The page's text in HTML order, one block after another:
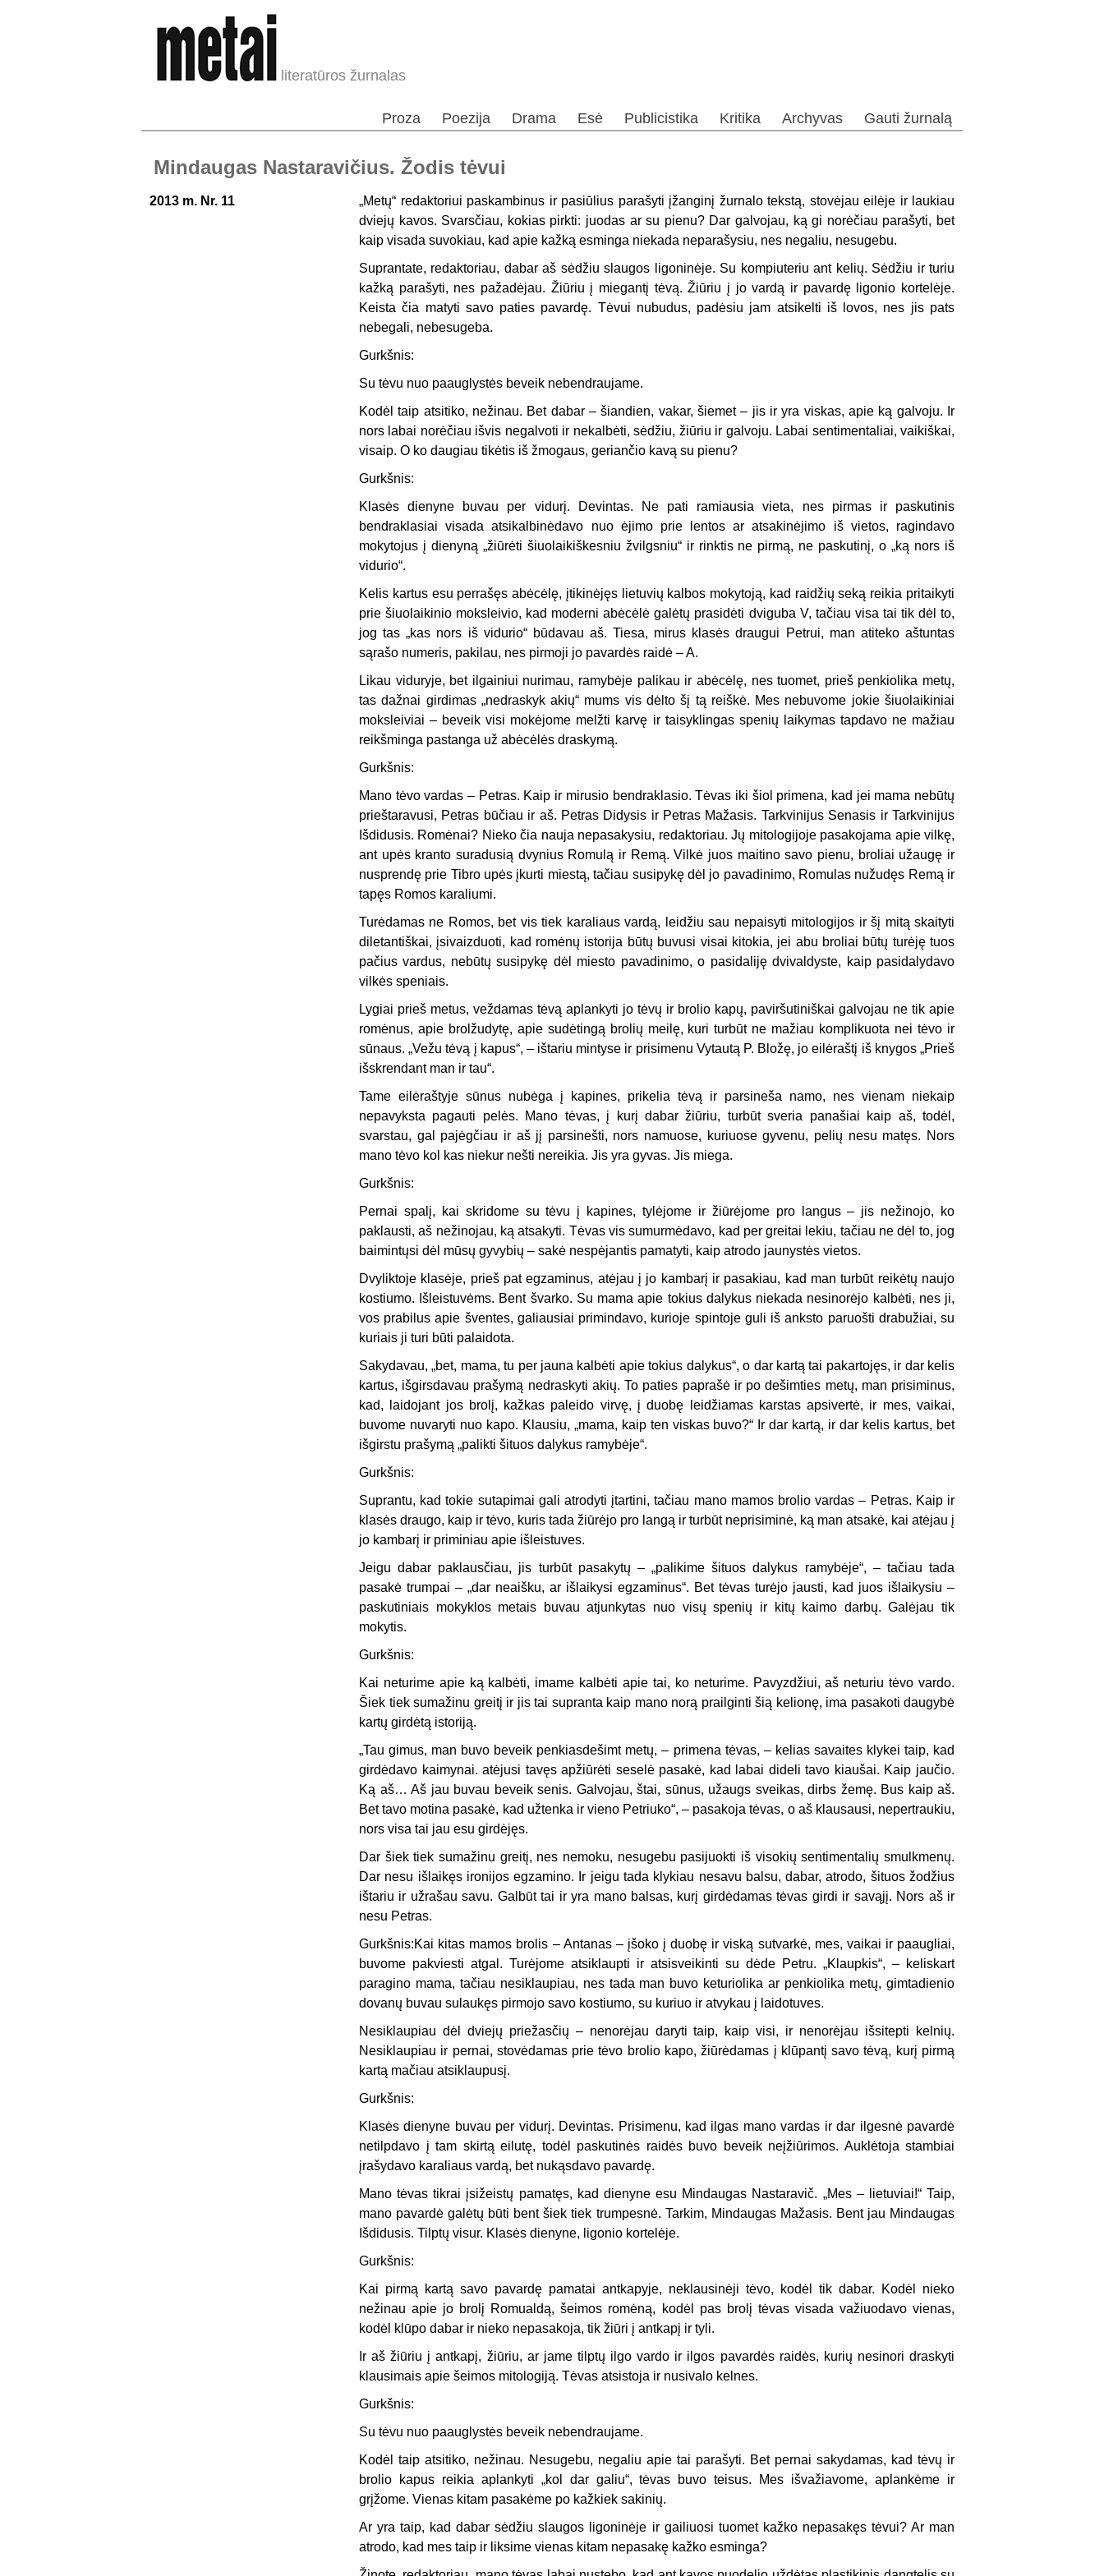
literatūros žurnalas
Proza Poezija Drama Esė Publicistika Kritika Archyvas Gauti žurnalą
Mindaugas Nastaravičius. Žodis tėvui
2013 m. Nr. 11
„Metų“ redaktoriui paskambinus ir pasiūlius parašyti įžanginį žurnalo tekstą, stovėjau eilėje ir laukiau
dviejų kavos. Svarsčiau, kokias pirkti: juodas ar su pienu? Dar galvojau, ką gi norėčiau parašyti, bet
kaip visada suvokiau, kad apie kažką esminga niekada neparašysiu, nes negaliu, nesugebu.
Suprantate, redaktoriau, dabar aš sėdžiu slaugos ligoninėje. Su kompiuteriu ant kelių. Sėdžiu ir turiu
kažką parašyti, nes pažadėjau. Žiūriu į miegantį tėvą. Žiūriu į jo vardą ir pavardę ligonio kortelėje.
Keista čia matyti savo paties pavardę. Tėvui nubudus, padėsiu jam atsikelti iš lovos, nes jis pats
nebegali, nebesugeba.
Gurkšnis:
Su tėvu nuo paauglystės beveik nebendraujame.
Kodėl taip atsitiko, nežinau. Bet dabar – šiandien, vakar, šiemet – jis ir yra viskas, apie ką galvoju. Ir
nors labai norėčiau išvis negalvoti ir nekalbėti, sėdžiu, žiūriu ir galvoju. Labai sentimentaliai, vaikiškai,
visaip. O ko daugiau tikėtis iš žmogaus, geriančio kavą su pienu?
Gurkšnis:
Klasės dienyne buvau per vidurį. Devintas. Ne pati ramiausia vieta, nes pirmas ir paskutinis
bendraklasiai visada atsikalbinėdavo nuo ėjimo prie lentos ar atsakinėjimo iš vietos, ragindavo
mokytojus į dienyną „žiūrėti šiuolaikiškesniu žvilgsniu“ ir rinktis ne pirmą, ne paskutinį, o „ką nors iš
vidurio“.
Kelis kartus esu perrašęs abėcėlę, įtikinėjęs lietuvių kalbos mokytoją, kad raidžių seką reikia pritaikyti
prie šiuolaikinio moksleivio, kad moderni abėcėlė galėtų prasidėti dviguba V, tačiau visa tai tik dėl to,
jog tas „kas nors iš vidurio“ būdavau aš. Tiesa, mirus klasės draugui Petrui, man atiteko aštuntas
sąrašo numeris, pakilau, nes pirmoji jo pavardės raidė – A.
Likau viduryje, bet ilgainiui nurimau, ramybėje palikau ir abėcėlę, nes tuomet, prieš penkiolika metų,
tas dažnai girdimas „nedraskyk akių“ mums vis dėlto šį tą reiškė. Mes nebuvome jokie šiuolaikiniai
moksleiviai – beveik visi mokėjome melžti karvę ir taisyklingas spenių laikymas tapdavo ne mažiau
reikšminga pastanga už abėcėlės draskymą.
Gurkšnis:
Mano tėvo vardas – Petras. Kaip ir mirusio bendraklasio. Tėvas iki šiol primena, kad jei mama nebūtų
prieštaravusi, Petras būčiau ir aš. Petras Didysis ir Petras Mažasis. Tarkvinijus Senasis ir Tarkvinijus
Išdidusis. Romėnai? Nieko čia nauja nepasakysiu, redaktoriau. Jų mitologijoje pasakojama apie vilkę,
ant upės kranto suradusią dvynius Romulą ir Remą. Vilkė juos maitino savo pienu, broliai užaugę ir
nusprendę prie Tibro upės įkurti miestą, tačiau susipykę dėl jo pavadinimo, Romulas nužudęs Remą ir
tapęs Romos karaliumi.
Turėdamas ne Romos, bet vis tiek karaliaus vardą, leidžiu sau nepaisyti mitologijos ir šį mitą skaityti
diletantiškai, įsivaizduoti, kad romėnų istorija būtų buvusi visai kitokia, jei abu broliai būtų turėję tuos
pačius vardus, nebūtų susipykę dėl miesto pavadinimo, o pasidaliję dvivaldyste, kaip pasidalydavo
vilkės speniais.
Lygiai prieš metus, veždamas tėvą aplankyti jo tėvų ir brolio kapų, paviršutiniškai galvojau ne tik apie
romėnus, apie brolžudytę, apie sudėtingą brolių meilę, kuri turbūt ne mažiau komplikuota nei tėvo ir
sūnaus. „Vežu tėvą į kapus“, – ištariu mintyse ir prisimenu Vytautą P. Bložę, jo eilėraštį iš knygos „Prieš
išskrendant man ir tau“.
Tame eilėraštyje sūnus nubėga į kapines, prikelia tėvą ir parsineša namo, nes vienam niekaip
nepavyksta pagauti pelės. Mano tėvas, į kurį dabar žiūriu, turbūt sveria panašiai kaip aš, todėl,
svarstau, gal pajėgčiau ir aš jį parsinešti, nors namuose, kuriuose gyvenu, pelių nesu matęs. Nors
mano tėvo kol kas niekur nešti nereikia. Jis yra gyvas. Jis miega.
Gurkšnis:
Pernai spalį, kai skridome su tėvu į kapines, tylėjome ir žiūrėjome pro langus – jis nežinojo, ko
paklausti, aš nežinojau, ką atsakyti. Tėvas vis sumurmėdavo, kad per greitai lekiu, tačiau ne dėl to, jog
baimintųsi dėl mūsų gyvybių – sakė nespėjantis pamatyti, kaip atrodo jaunystės vietos.
Dvyliktoje klasėje, prieš pat egzaminus, atėjau į jo kambarį ir pasakiau, kad man turbūt reikėtų naujo
kostiumo. Išleistuvėms. Bent švarko. Su mama apie tokius dalykus niekada nesinorėjo kalbėti, nes ji,
vos prabilus apie šventes, galiausiai primindavo, kurioje spintoje guli iš anksto paruošti drabužiai, su
kuriais ji turi būti palaidota.
Sakydavau, „bet, mama, tu per jauna kalbėti apie tokius dalykus“, o dar kartą tai pakartojęs, ir dar kelis
kartus, išgirsdavau prašymą nedraskyti akių. To paties paprašė ir po dešimties metų, man prisiminus,
kad, laidojant jos brolį, kažkas paleido virvę, į duobę leidžiamas karstas apsivertė, ir mes, vaikai,
buvome nuvaryti nuo kapo. Klausiu, „mama, kaip ten viskas buvo?“ Ir dar kartą, ir dar kelis kartus, bet
išgirstu prašymą „palikti šituos dalykus ramybėje“.
Gurkšnis:
Suprantu, kad tokie sutapimai gali atrodyti įtartini, tačiau mano mamos brolio vardas – Petras. Kaip ir
klasės draugo, kaip ir tėvo, kuris tada žiūrėjo pro langą ir turbūt neprisiminė, ką man atsakė, kai atėjau į
jo kambarį ir priminiau apie išleistuves.
Jeigu dabar paklausčiau, jis turbūt pasakytų – „palikime šituos dalykus ramybėje“, – tačiau tada
pasakė trumpai – „dar neaišku, ar išlaikysi egzaminus“. Bet tėvas turėjo jausti, kad juos išlaikysiu –
paskutiniais mokyklos metais buvau atjunkytas nuo visų spenių ir kitų kaimo darbų. Galėjau tik
mokytis.
Gurkšnis:
Kai neturime apie ką kalbėti, imame kalbėti apie tai, ko neturime. Pavyzdžiui, aš neturiu tėvo vardo.
Šiek tiek sumažinu greitį ir jis tai supranta kaip mano norą prailginti šią kelionę, ima pasakoti daugybė
kartų girdėtą istoriją.
„Tau gimus, man buvo beveik penkiasdešimt metų, – primena tėvas, – kelias savaites klykei taip, kad
girdėdavo kaimynai. atėjusi tavęs apžiūrėti seselė pasakė, kad labai dideli tavo kiaušai. Kaip jaučio.
Ką aš… Aš jau buvau beveik senis. Galvojau, štai, sūnus, užaugs sveikas, dirbs žemę. Bus kaip aš.
Bet tavo motina pasakė, kad užtenka ir vieno Petriuko“, – pasakoja tėvas, o aš klausausi, nepertraukiu,
nors visa tai jau esu girdėjęs.
Dar šiek tiek sumažinu greitį, nes nemoku, nesugebu pasijuokti iš visokių sentimentalių smulkmenų.
Dar nesu išlaikęs ironijos egzamino. Ir jeigu tada klykiau nesavu balsu, dabar, atrodo, šituos žodžius
ištariu ir užrašau savu. Galbūt tai ir yra mano balsas, kurį girdėdamas tėvas girdi ir savąjį. Nors aš ir
nesu Petras.
Gurkšnis:Kai kitas mamos brolis – Antanas – įšoko į duobę ir viską sutvarkė, mes, vaikai ir paaugliai,
buvome pakviesti atgal. Turėjome atsiklaupti ir atsisveikinti su dėde Petru. „Klaupkis“, – keliskart
paragino mama, tačiau nesiklaupiau, nes tada man buvo keturiolika ar penkiolika metų, gimtadienio
dovanų buvau sulaukęs pirmojo savo kostiumo, su kuriuo ir atvykau į laidotuves.
Nesiklaupiau dėl dviejų priežasčių – nenorėjau daryti taip, kaip visi, ir nenorėjau išsitepti kelnių.
Nesiklaupiau ir pernai, stovėdamas prie tėvo brolio kapo, žiūrėdamas į klūpantį savo tėvą, kurį pirmą
kartą mačiau atsiklaupusį.
Gurkšnis:
Klasės dienyne buvau per vidurį. Devintas. Prisimenu, kad ilgas mano vardas ir dar ilgesnė pavardė
netilpdavo į tam skirtą eilutę, todėl paskutinės raidės buvo beveik neįžiūrimos. Auklėtoja stambiai
įrašydavo karaliaus vardą, bet nukąsdavo pavardę.
Mano tėvas tikrai įsižeistų pamatęs, kad dienyne esu Mindaugas Nastaravič. „Mes – lietuviai!“ Taip,
mano pavardė galėtų būti bent šiek tiek trumpesnė. Tarkim, Mindaugas Mažasis. Bent jau Mindaugas
Išdidusis. Tilptų visur. Klasės dienyne, ligonio kortelėje.
Gurkšnis:
Kai pirmą kartą savo pavardę pamatai antkapyje, neklausinėji tėvo, kodėl tik dabar. Kodėl nieko
nežinau apie jo brolį Romualdą, šeimos romėną, kodėl pas brolį tėvas visada važiuodavo vienas,
kodėl klūpo dabar ir nieko nepasakoja, tik žiūri į antkapį ir tyli.
Ir aš žiūriu į antkapį, žiūriu, ar jame tilptų ilgo vardo ir ilgos pavardės raidės, kurių nesinori draskyti
klausimais apie šeimos mitologiją. Tėvas atsistoja ir nusivalo kelnes.
Gurkšnis:
Su tėvu nuo paauglystės beveik nebendraujame.
Kodėl taip atsitiko, nežinau. Nesugebu, negaliu apie tai parašyti. Bet pernai sakydamas, kad tėvų ir
brolio kapus reikia aplankyti „kol dar galiu“, tėvas buvo teisus. Mes išvažiavome, aplankėme ir
grįžome. Vienas kitam pasakėme po kažkiek sakinių.
Ar yra taip, kad dabar sėdžiu slaugos ligoninėje ir gailiuosi tuomet kažko nepasakęs tėvui? Ar man
atrodo, kad mes taip ir liksime vienas kitam nepasakę kažko esminga?